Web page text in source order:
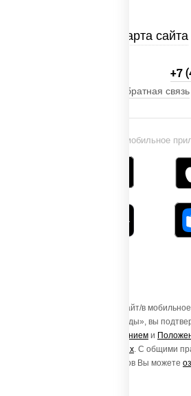
Карта сайта
Установи мобильное
+7
Обратная связь
Осуществляя вход на этот Сайт/в
«ПиццаСушиВок - доставка еды», вы
Пользовательским соглашением и
защите персональных данных. С общими
и порядке получения подарков Вы можете